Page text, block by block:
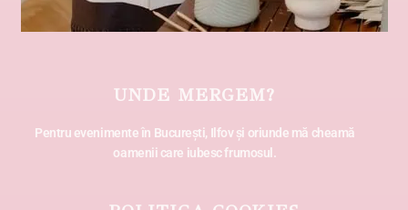
UNDE MERGEM?
Pentru evenimente în București, Ilfov și oriunde mă cheamă
oamenii care iubesc frumosul.